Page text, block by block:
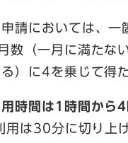
請においては、一
数（一月に満たな
）に4を乗じて得
時間は1時間から
用は30分に切り上